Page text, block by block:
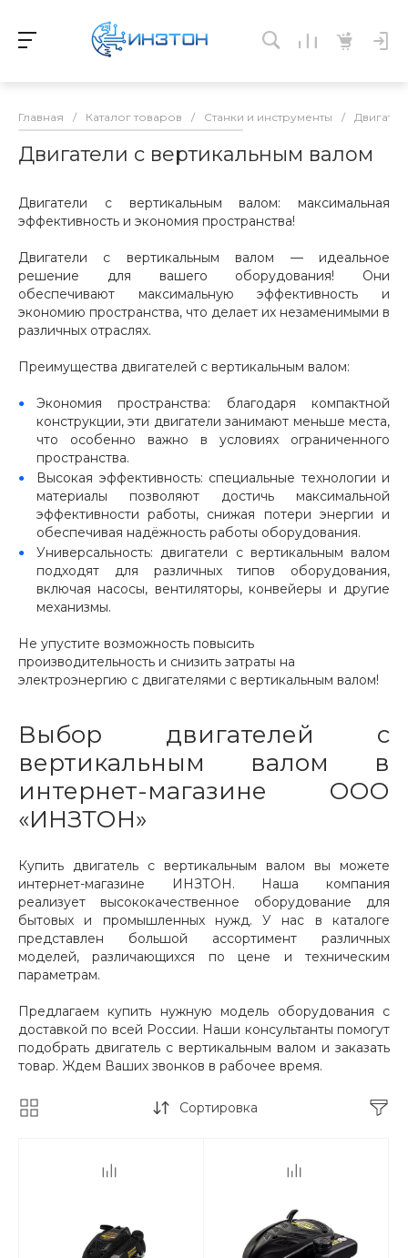
Главная / Каталог товаров / Станки и инструменты /
Двигатели с вертикальным валом
Двигатели с вертикальным валом: максимальная
эффективность и экономия пространства!
Двигатели с вертикальным валом — идеальное
решение для вашего оборудования! Они
обеспечивают максимальную эффективность и
экономию пространства, что делает их незаменимыми в
различных отраслях.
Преимущества двигателей с вертикальным валом:
Экономия пространства: благодаря компактной
конструкции, эти двигатели занимают меньше места,
что особенно важно в условиях ограниченного
пространства.
Высокая эффективность: специальные технологии и
материалы позволяют достичь максимальной
эффективности работы, снижая потери энергии и
обеспечивая надёжность работы оборудования.
Универсальность: двигатели с вертикальным валом
подходят для различных типов оборудования,
включая насосы, вентиляторы, конвейеры и другие
механизмы.
Не упустите возможность повысить
производительность и снизить затраты на
электроэнергию с двигателями с вертикальным валом!
Выбор двигателей с
вертикальным валом в
интернет-магазине ООО
«ИНЗТОН»
Купить двигатель с вертикальным валом вы можете
интернет-магазине ИНЗТОН. Наша компания
реализует высококачественное оборудование для
бытовых и промышленных нужд. У нас в каталоге
представлен большой ассортимент различных
моделей, различающихся по цене и техническим
параметрам.
Предлагаем купить нужную модель оборудования с
доставкой по всей России. Наши консультанты помогут
подобрать двигатель с вертикальным валом и заказать
товар. Ждем Ваших звонков в рабочее время.
Сортировка